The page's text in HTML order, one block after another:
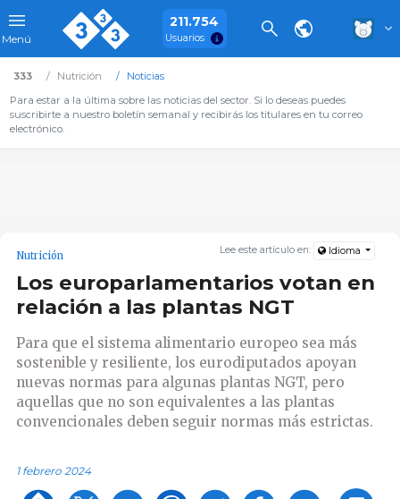
Menú
211.754
Usuarios
333 Nutrición
Noticias
Para estar a la última sobre las noticias del sector. Si lo deseas puedes
suscribirte a nuestro boletín semanal y recibirás los titulares en tu correo
electrónico.
Lee este artículo en: Idioma
Nutrición
Los europarlamentarios votan en
relación a las plantas NGT
Para que el sistema alimentario europeo sea más
sostenible y resiliente, los eurodiputados apoyan
nuevas normas para algunas plantas NGT, pero
aquellas que no son equivalentes a las plantas
convencionales deben seguir normas más estrictas.
1 febrero 2024